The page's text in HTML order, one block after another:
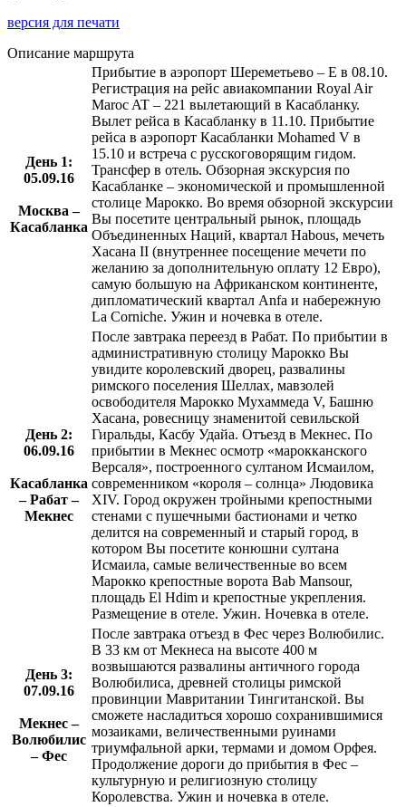
версия для печати
Описание маршрута
День 1:
05.09.16
Москва –
Касабланка
Прибытие в аэропорт Шереметьево – Е в 08.10.
Регистрация на рейс авиакомпании Royal Air
Maroc AT – 221 вылетающий в Касабланку.
Вылет рейса в Касабланку в 11.10. Прибытие
рейса в аэропорт Касабланки Mohamed V в
15.10 и встреча с русскоговорящим гидом.
Трансфер в отель. Обзорная экскурсия по
Касабланке – экономической и промышленной
столице Марокко. Во время обзорной экскурсии
Вы посетите центральный рынок, площадь
Объединенных Наций, квартал Habous, мечеть
Хасана II (внутреннее посещение мечети по
желанию за дополнительную оплату 12 Евро),
самую большую на Африканском континенте,
дипломатический квартал Anfa и набережную
La Corniche. Ужин и ночевка в отеле.
День 2:
06.09.16
Касабланка
– Рабат –
Мекнес
После завтрака переезд в Рабат. По прибытии в
административную столицу Марокко Вы
увидите королевский дворец, развалины
римского поселения Шеллах, мавзолей
освободителя Марокко Мухаммеда V, Башню
Хасана, ровесницу знаменитой севильской
Гиральды, Касбу Удайа. Отъезд в Мекнес. По
прибытии в Мекнес осмотр «марокканского
Версаля», построенного султаном Исмаилом,
современником «короля – солнца» Людовика
XIV. Город окружен тройными крепостными
стенами с пушечными бастионами и четко
делится на современный и старый город, в
котором Вы посетите конюшни султана
Исмаила, самые величественные во всем
Марокко крепостные ворота Bab Mansour,
площадь El Hdim и крепостные укрепления.
Размещение в отеле. Ужин. Ночевка в отеле.
День 3:
07.09.16
Мекнес –
Волюбилис
– Фес
После завтрака отъезд в Фес через Волюбилис.
В 33 км от Мекнеса на высоте 400 м
возвышаются развалины античного города
Волюбилиса, древней столицы римской
провинции Мавритании Тингитанской. Вы
сможете насладиться хорошо сохранившимися
мозаиками, величественными руинами
триумфальной арки, термами и домом Орфея.
Продолжение дороги до прибытия в Фес –
культурную и религиозную столицу
Королевства. Ужин и ночевка в отеле.